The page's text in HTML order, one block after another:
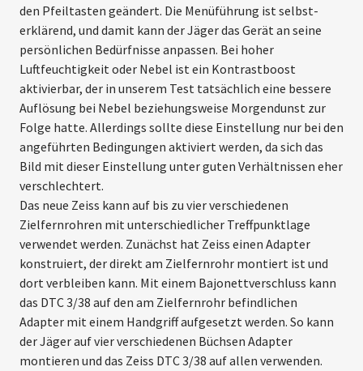
den Pfeiltasten ­ge­ändert. Die Menüführung ist selbst­
erklärend, und damit kann der Jäger das Gerät an seine
persönlichen Bedürf­nisse anpassen. Bei hoher
Luftfeuchtigkeit oder Nebel ist ein Kontrast­boost
aktivierbar, der in unserem Test tatsächlich eine bessere
Auflösung bei Nebel beziehungsweise Morgendunst zur
Folge hatte. Allerdings sollte diese Einstellung nur bei den
angeführten Bedingungen aktiviert werden, da sich das
Bild mit dieser Einstellung unter guten Verhältnissen eher
verschlechtert.
Das neue Zeiss kann auf bis zu vier verschiedenen
Zielfernrohren mit unterschiedlicher Treffpunktlage
verwendet werden. Zunächst hat Zeiss einen Adapter
konstruiert, der direkt am Zielfernrohr montiert ist und
dort verbleiben kann. Mit einem Bajonettverschluss kann
das DTC 3/38 auf den am Zielfernrohr befindlichen
Adapter mit einem Handgriff aufgesetzt werden. So kann
der Jäger auf vier verschiedenen Büchsen Adapter
montieren und das Zeiss DTC 3/38 auf allen verwenden.